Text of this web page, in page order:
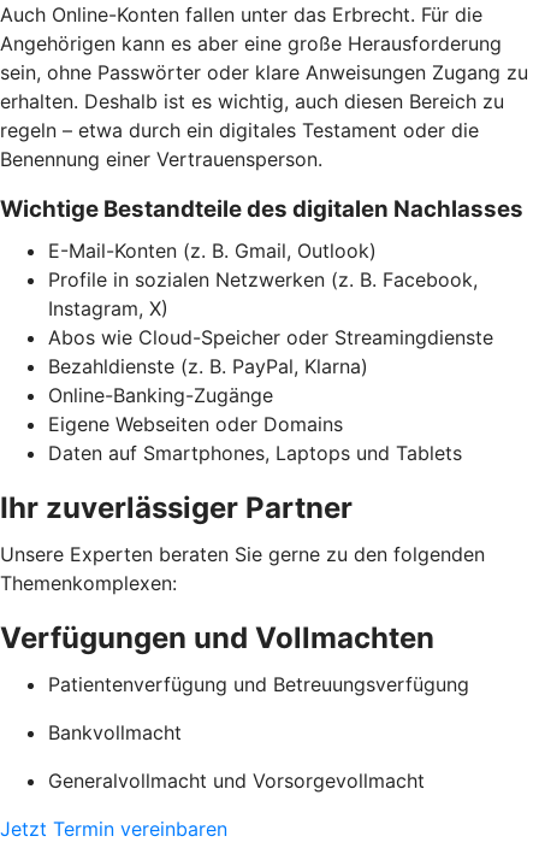
Auch Online-Konten fallen unter das Erbrecht. Für die
Angehörigen kann es aber eine große Herausforderung
sein, ohne Passwörter oder klare Anweisungen Zugang zu
erhalten. Deshalb ist es wichtig, auch diesen Bereich zu
regeln – etwa durch ein digitales Testament oder die
Benennung einer Vertrauensperson.
Wichtige Bestandteile des digitalen Nachlasses
E-Mail-Konten (z. B. Gmail, Outlook)
Profile in sozialen Netzwerken (z. B. Facebook,
Instagram, X)
Abos wie Cloud-Speicher oder Streamingdienste
Bezahldienste (z. B. PayPal, Klarna)
Online-Banking-Zugänge
Eigene Webseiten oder Domains
Daten auf Smartphones, Laptops und Tablets
Ihr zuverlässiger Partner
Unsere Experten beraten Sie gerne zu den folgenden
Themenkomplexen:
Verfügungen und Vollmachten
Patientenverfügung und Betreuungsverfügung
Bankvollmacht
Generalvollmacht und Vorsorgevollmacht
Jetzt Termin vereinbaren